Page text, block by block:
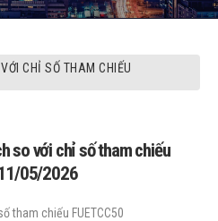
CHỈ SỐ THAM CHIẾU
so với chỉ số tham chiếu
05/2026
tham chiếu FUETCC50